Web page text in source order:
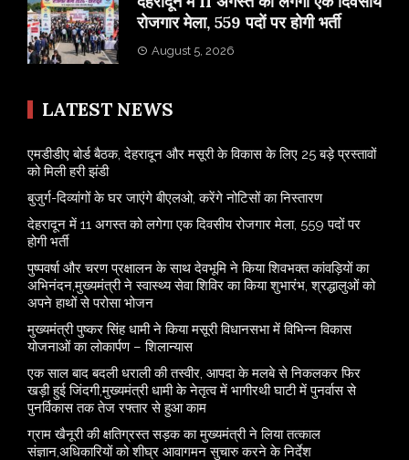
रोजगार मेला, 559 पदों पर होगी भर्ती
August 5, 2026
LATEST NEWS
एमडीडीए बोर्ड बैठक, देहरादून और मसूरी के विकास के लिए 25 बड़े प्रस्तावों
को मिली हरी झंडी
बुजुर्ग-दिव्यांगों के घर जाएंगे बीएलओ, करेंगे नोटिसों का निस्तारण
​देहरादून में 11 अगस्त को लगेगा एक दिवसीय रोजगार मेला, 559 पदों पर
होगी भर्ती
पुष्पवर्षा और चरण प्रक्षालन के साथ देवभूमि ने किया शिवभक्त कांवड़ियों का
अभिनंदन,मुख्यमंत्री ने स्वास्थ्य सेवा शिविर का किया शुभारंभ, श्रद्धालुओं को
अपने हाथों से परोसा भोजन
मुख्यमंत्री पुष्कर सिंह धामी ने किया मसूरी विधानसभा में विभिन्न विकास
योजनाओं का लोकार्पण – शिलान्यास
एक साल बाद बदली धराली की तस्वीर, आपदा के मलबे से निकलकर फिर
खड़ी हुई जिंदगी,मुख्यमंत्री धामी के नेतृत्व में भागीरथी घाटी में पुनर्वास से
पुनर्विकास तक तेज रफ्तार से हुआ काम
ग्राम खैनूरी की क्षतिग्रस्त सड़क का मुख्यमंत्री ने लिया तत्काल
संज्ञान,अधिकारियों को शीघ्र आवागमन सुचारु करने के निर्देश